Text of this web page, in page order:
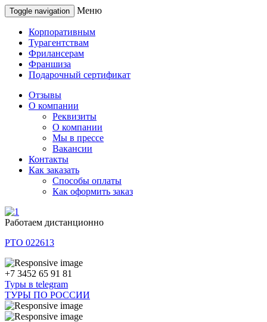
Toggle navigation Меню
Корпоративным
Турагентствам
Фрилансерам
Франшиза
Подарочный сертификат
Отзывы
О компании
Реквизиты
О компании
Мы в прессе
Вакансии
Контакты
Как заказать
Способы оплаты
Как оформить заказ
Работаем дистанционно
РТО 022613
+7 3452 65 91 81
Туры в telegram
ТУРЫ ПО РОССИИ